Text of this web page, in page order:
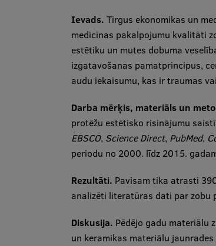
Ievads. Tirgus ekonomikas un
medicīnas pakalpojumu kvalitāti
estētiku un mutes dobuma
izgatavošanas pamatprincipus,
audu iekaisumu, kas ir traumas
Darba mērķis, materiāls un
protēžu estētisko risinājumu
EBSCO, Science Direct, PubMed,
periodu no 2000. līdz 2015.
Rezultāti. Pavisam tika atrasti
analizēti literatūras dati par zobu
Diskusija. Pēdējo gadu
un keramikas materiālu